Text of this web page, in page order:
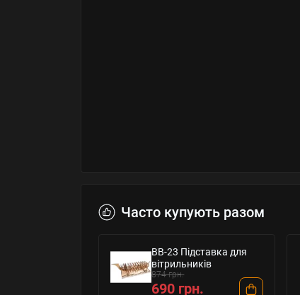
Часто купують разом
BB-23 Підставка для
вітрильників
874 грн.
690 грн.